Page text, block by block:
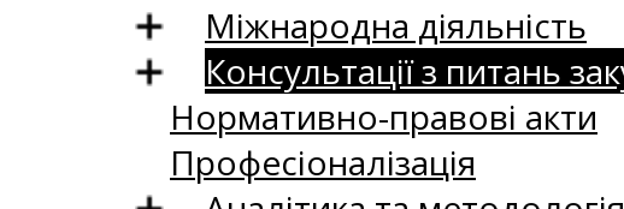
Міжнародна діяльність
Консультації з питань
Нормативно-правові акти
Професіоналізація